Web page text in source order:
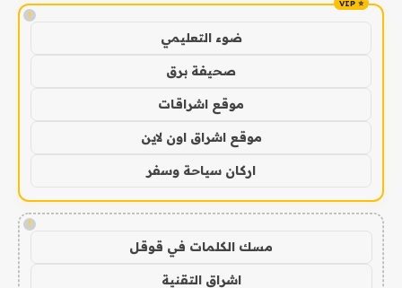
!
ضوء التعليمي
صحيفة برق
موقع اشراقات
موقع اشراق اون لاين
اركان سياحة وسفر
!
مسك الكلمات في قوقل
اشراق التقنية